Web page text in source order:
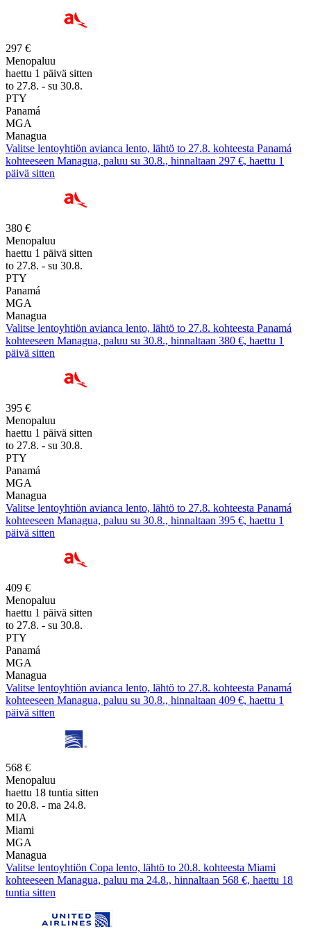
297 €
Menopaluu
haettu 1 päivä sitten
to 27.8. - su 30.8.
PTY
Panamá
MGA
Managua
Valitse lentoyhtiön avianca lento, lähtö to 27.8. kohteesta Panamá
kohteeseen Managua, paluu su 30.8., hinnaltaan 297 €, haettu 1
päivä sitten
380 €
Menopaluu
haettu 1 päivä sitten
to 27.8. - su 30.8.
PTY
Panamá
MGA
Managua
Valitse lentoyhtiön avianca lento, lähtö to 27.8. kohteesta Panamá
kohteeseen Managua, paluu su 30.8., hinnaltaan 380 €, haettu 1
päivä sitten
395 €
Menopaluu
haettu 1 päivä sitten
to 27.8. - su 30.8.
PTY
Panamá
MGA
Managua
Valitse lentoyhtiön avianca lento, lähtö to 27.8. kohteesta Panamá
kohteeseen Managua, paluu su 30.8., hinnaltaan 395 €, haettu 1
päivä sitten
409 €
Menopaluu
haettu 1 päivä sitten
to 27.8. - su 30.8.
PTY
Panamá
MGA
Managua
Valitse lentoyhtiön avianca lento, lähtö to 27.8. kohteesta Panamá
kohteeseen Managua, paluu su 30.8., hinnaltaan 409 €, haettu 1
päivä sitten
568 €
Menopaluu
haettu 18 tuntia sitten
to 20.8. - ma 24.8.
MIA
Miami
MGA
Managua
Valitse lentoyhtiön Copa lento, lähtö to 20.8. kohteesta Miami
kohteeseen Managua, paluu ma 24.8., hinnaltaan 568 €, haettu 18
tuntia sitten